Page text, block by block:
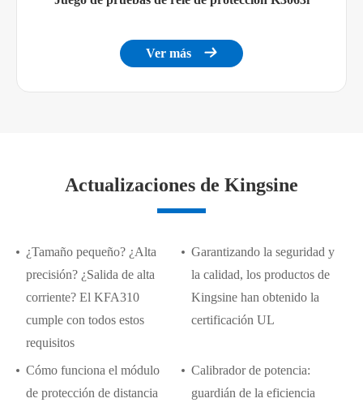
Ver más 
Actualizaciones de Kingsine
¿Tamaño pequeño? ¿Alta
precisión? ¿Salida de alta
corriente? El KFA310
cumple con todos estos
requisitos
Garantizando la seguridad y
la calidad, los productos de
Kingsine han obtenido la
certificación UL
Cómo funciona el módulo
de protección de distancia
Calibrador de potencia:
guardián de la eficiencia